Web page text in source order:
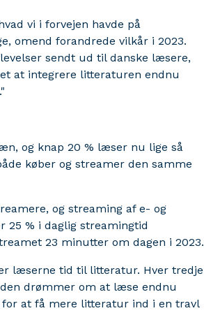
vi i forvejen havde på
omend forandrede vilkår i 2023.
sendt ud til danske læsere,
at integrere litteraturen endnu
og knap 20 % læser nu lige så
køber og streamer den samme
og streaming af e- og
25 % i daglig streamingtid
23 minutter om dagen i 2023.
læserne tid til litteratur. Hver tredje
drømmer om at læse endnu
at få mere litteratur ind i en travl